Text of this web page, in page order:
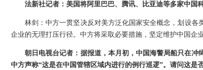
法新社记者：美国将阿里巴巴、腾讯、比亚迪等多家中国
林剑：中方一贯坚决反对美方泛化国家安全概念，划设
企业的无理打压行径。中方将采取必要措施，坚定维护中国企
朝日电视台记者：据报道，本月初，中国海警局船只在冲
中方声称“这是在中国管辖区域内进行的例行巡逻”。请问这是